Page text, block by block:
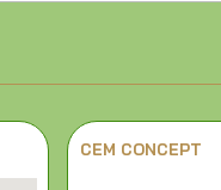
CEM CONCEPT